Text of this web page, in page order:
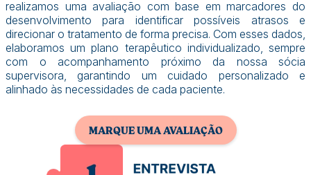
realizamos uma avaliação com base em marcadores do
desenvolvimento para identificar possíveis atrasos e
direcionar o tratamento de forma precisa. Com esses dados,
elaboramos um plano terapêutico individualizado, sempre
com o acompanhamento próximo da nossa sócia
supervisora, garantindo um cuidado personalizado e
alinhado às necessidades de cada paciente.
MARQUE UMA AVALIAÇÃO